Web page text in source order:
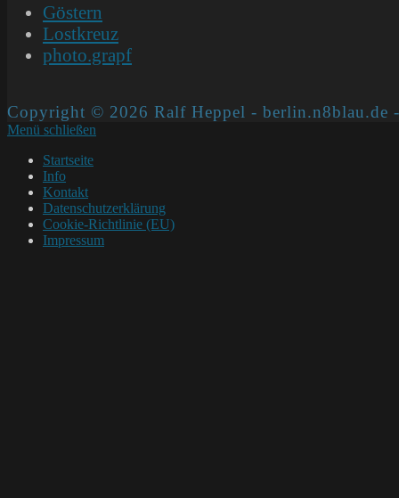
Göstern
Lostkreuz
photo.grapf
Copyright © 2026 Ralf Heppel - berlin.n8blau.de
Menü schließen
Startseite
Info
Kontakt
Datenschutzerklärung
Cookie-Richtlinie (EU)
Impressum